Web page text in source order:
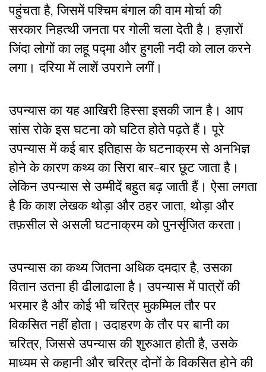
पहुंचता है, जिसमें पश्चिम बंगाल की वाम मोर्चा की
सरकार निहत्थी जनता पर गोली चला देती है । हज़ारों
जिंदा लोगों का लहू पद्मा और हुगली नदी को लाल करने
लगा।दरिया में लाशें उपराने लगीं।
उपन्यास का यह आखिरी हिस्सा इसकी जान है । आप
सांस रोके इस घटना को घटित होते पढ़ते हैं । पूरे
उपन्यास में कई बार इतिहास के घटनाक्रम से अनभिज्ञ
होने के कारण कथ्य का सिरा बार-बार छूट जाता है ।
लेकिन उपन्यास से उम्मीदें बहुत बढ़ जाती हैं । ऐसा लगता
है कि काश लेखक थोड़ा और ठहर जाता, थोड़ा और
तफ़सील से असली घटनाक्रम को पुनर्सृजित करता।
उपन्यास का कथ्य जितना अधिक दमदार है, उसका
वितान उतना ही ढीलाढाला है। उपन्यास में पात्रों की
भरमार है और कोई भी चरित्र मुकम्मिल तौर पर
विकसित नहीं होता। उदाहरण के तौर पर बानी का
चरित्र, जिससे उपन्यास की शुरुआत होती है, उसके
माध्यम से कहानी और चरित्र दोनों के विकसित होने की